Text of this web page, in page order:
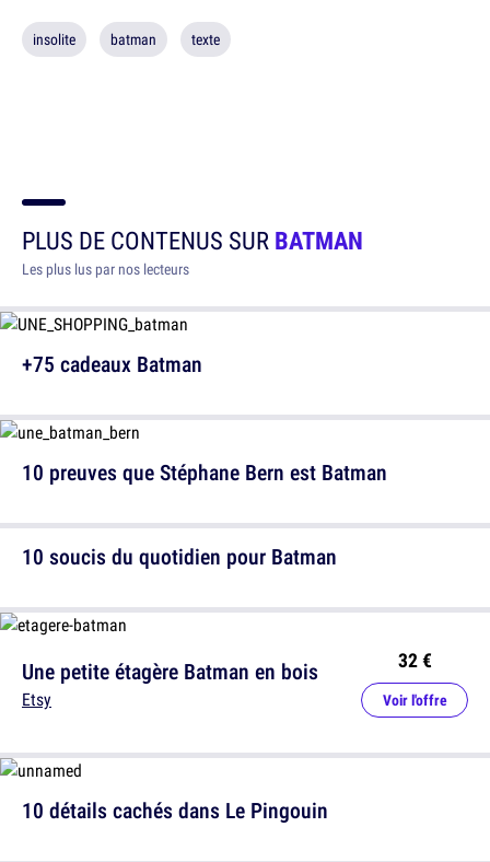
insolite batman texte
PLUS DE CONTENUS SURBATMAN
Les plus lus par nos lecteurs
+75 cadeaux Batman
10 soucis du quotidien pour Batman
10 détails cachés dans Le Pingouin
10 preuves que Stéphane Bern est Batman
Une petite étagère Batman en bois
Etsy
32 €
Voir l'offre